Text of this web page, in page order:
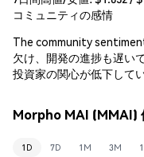
コミュニティの感情
The community
欠け、開発の進捗も遅い
投資家の関心が低下してい
Morpho MAI (MMAI)
1D 7D 1M 3M